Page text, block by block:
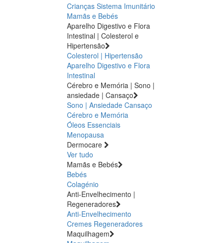
Crianças Sistema Imunitário
Mamãs e Bebés
Aparelho Digestivo e Flora
Intestinal | Colesterol e
Hipertensão
Colesterol | Hipertensão
Aparelho Digestivo e Flora
Intestinal
Cérebro e Memória | Sono |
ansiedade | Cansaço
Sono | Ansiedade Cansaço
Cérebro e Memória
Óleos Essenciais
Menopausa
Dermocare
Ver tudo
Mamãs e Bebés
Bebés
Colagénio
Anti-Envelhecimento |
Regeneradores
Anti-Envelhecimento
Cremes Regeneradores
Maquilhagem